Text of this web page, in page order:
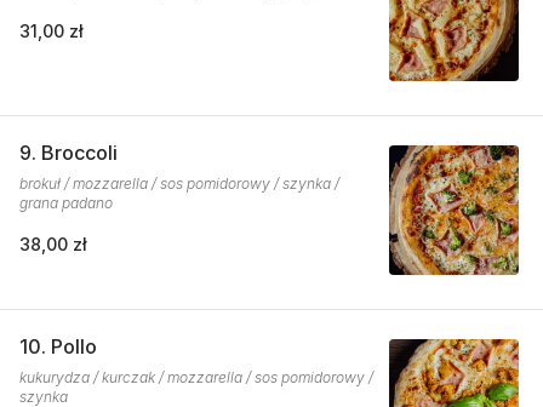
31,00 zł
9. Broccoli
brokuł / mozzarella / sos pomidorowy / szynka /
grana padano
38,00 zł
10. Pollo
kukurydza / kurczak / mozzarella / sos pomidorowy /
szynka